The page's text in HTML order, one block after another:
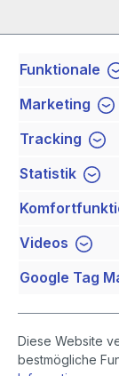
Service-
Shop Service
Newsletter
Funktionale
Marketing
Tracking
Statistik
Videos
Google Tag
Diese Website
bestmögliche